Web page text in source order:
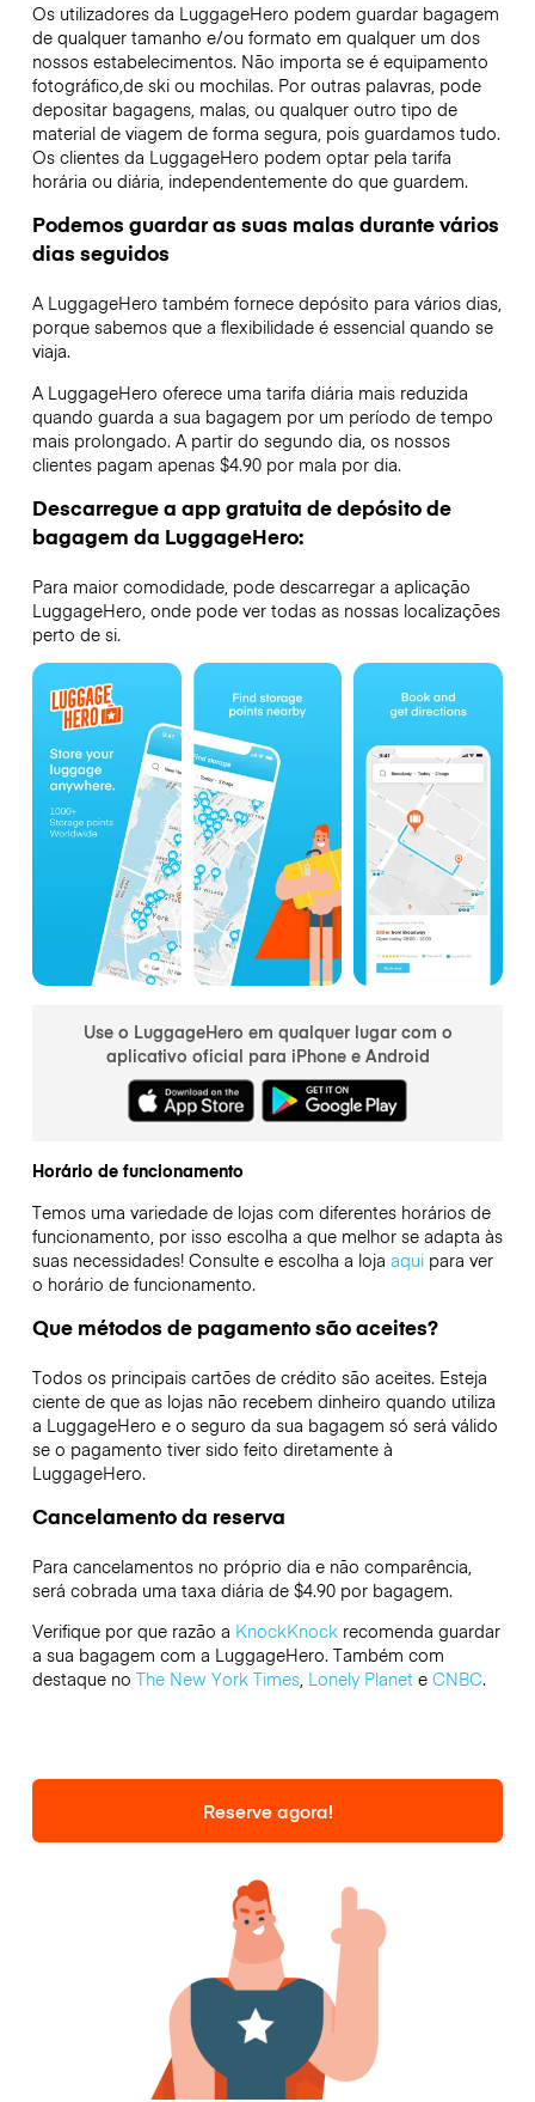
Os utilizadores da LuggageHero podem guardar bagagem
de qualquer tamanho e/ou formato em qualquer um dos
nossos estabelecimentos. Não importa se é equipamento
fotográfico,de ski ou mochilas. Por outras palavras, pode
depositar bagagens, malas, ou qualquer outro tipo de
material de viagem de forma segura, pois guardamos tudo.
Os clientes da LuggageHero podem optar pela tarifa
horária ou diária, independentemente do que guardem.
Podemos guardar as suas malas durante vários
dias seguidos
A LuggageHero também fornece depósito para vários dias,
porque sabemos que a flexibilidade é essencial quando se
viaja.
A LuggageHero oferece uma tarifa diária mais reduzida
quando guarda a sua bagagem por um período de tempo
mais prolongado. A partir do segundo dia, os nossos
clientes pagam apenas $4.90 por mala por dia.
Descarregue a app gratuita de depósito de
bagagem da LuggageHero:
Para maior comodidade, pode descarregar a aplicação
LuggageHero, onde pode ver todas as nossas localizações
perto de si.
Use o LuggageHero em qualquer lugar com o
aplicativo oficial para iPhone e Android
Horário de funcionamento
Temos uma variedade de lojas com diferentes horários de
funcionamento, por isso escolha a que melhor se adapta às
suas necessidades! Consulte e escolha a loja aquipara ver
o horário de funcionamento.
Que métodos de pagamento são aceites?
Todos os principais cartões de crédito são aceites. Esteja
ciente de que as lojas não recebem dinheiro quando utiliza
a LuggageHero e o seguro da sua bagagem só será válido
se o pagamento tiver sido feito diretamente à
LuggageHero.
Cancelamento da reserva
Para cancelamentos no próprio dia e não comparência,
será cobrada uma taxa diária de $4.90 por bagagem.
Verifique por que razão a KnockKnockrecomenda guardar
a sua bagagem com a LuggageHero. Também com
destaque no The New York Times, Lonely Planete CNBC.
Reserve agora!